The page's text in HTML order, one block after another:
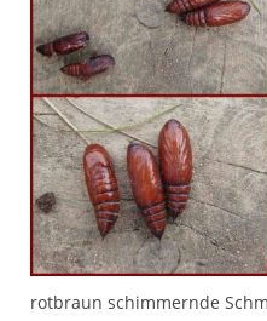
rotbraun schimmernde